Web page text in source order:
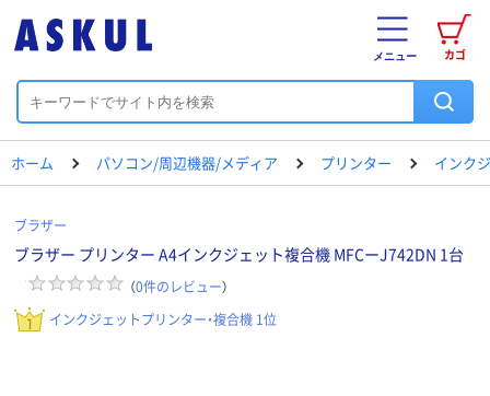
カゴ
メニュー
ホーム パソコン/周辺機器/メディア プリンター インク
ブラザー
ブラザー プリンター A4インクジェット複合機 MFCーJ742DN 1台
（0件のレビュー）
インクジェットプリンター・複合機 1位